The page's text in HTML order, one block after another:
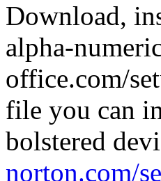
Download,
alpha-
office.com/
file you can
bolstered
norton.com/